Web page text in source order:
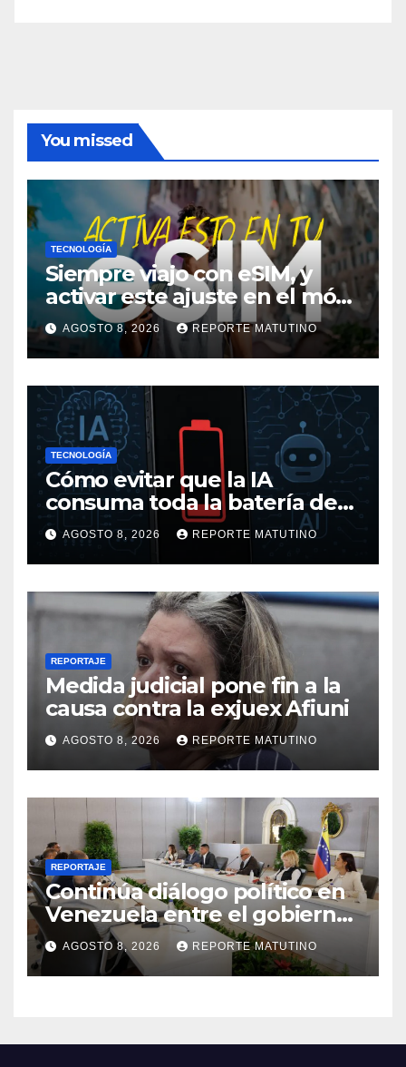
You missed
TECNOLOGÍA
Siempre viajo con eSIM, y
activar este ajuste en el móvil
me ha salvado de pagar
mucho más en alguna
ocasión
AGOSTO 8, 2026 REPORTE MATUTINO
TECNOLOGÍA
Cómo evitar que la IA
consuma toda la batería de
tu móvil
AGOSTO 8, 2026 REPORTE MATUTINO
REPORTAJE
Medida judicial pone fin a la
causa contra la exjuex Afiuni
AGOSTO 8, 2026 REPORTE MATUTINO
REPORTAJE
Continúa diálogo político en
Venezuela entre el gobierno
y la oposición
AGOSTO 8, 2026 REPORTE MATUTINO